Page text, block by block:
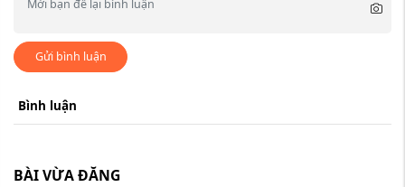
Gửi bình luận
Bình luận
BÀI VỪA ĐĂNG